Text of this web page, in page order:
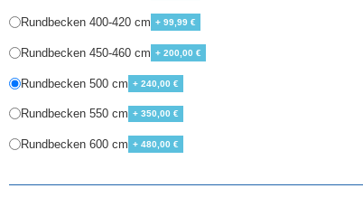
Rundbecken 400-420 cm + 99,99 €
Rundbecken 450-460 cm + 200,00 €
Rundbecken 500 cm + 240,00 €
Rundbecken 550 cm + 350,00 €
Rundbecken 600 cm + 480,00 €